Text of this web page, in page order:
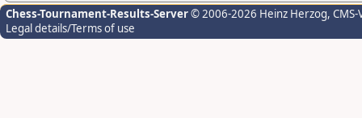
Chess-Tournament-Results-Server© 2006-2026 Heinz Herzog,
Legal details/Terms of use